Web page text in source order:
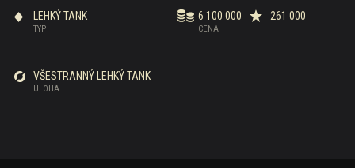
TYP
LEHKÝ TANK
CENA
6 100 000 261 000
ÚLOHA
VŠESTRANNÝ LEHKÝ TANK